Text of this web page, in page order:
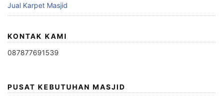
Jual Karpet Masjid
KONTAK KAMI
087877691539
PUSAT KEBUTUHAN MASJID